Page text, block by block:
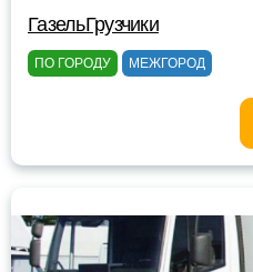
ГазельГрузчики
ПО ГОРОДУ МЕЖГОРОД